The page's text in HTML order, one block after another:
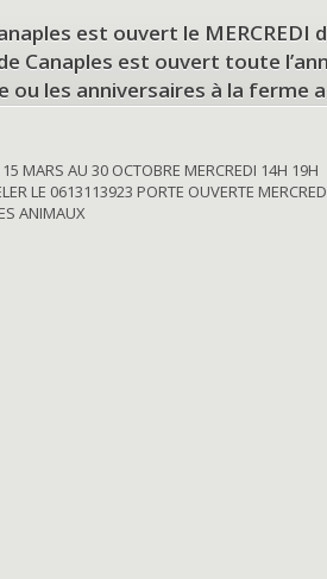
est ouvert le MERCREDI
Canaples est ouvert toute
ou les anniversaires à la ferme
MARS AU 30 OCTOBRE MERCREDI 14H 19H
LE 0613113923 PORTE OUVERTE
ANIMAUX